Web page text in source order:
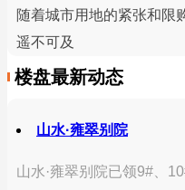
随着城市用地的紧张和限
遥不可及
楼盘最新动态
山水·雍翠别院
山水·雍翠别院已领9#、